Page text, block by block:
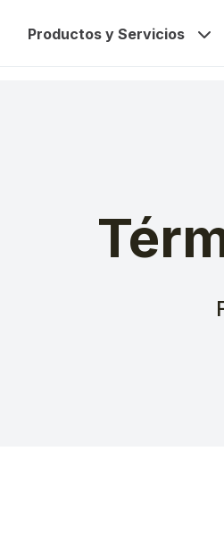
Productos y Servicios